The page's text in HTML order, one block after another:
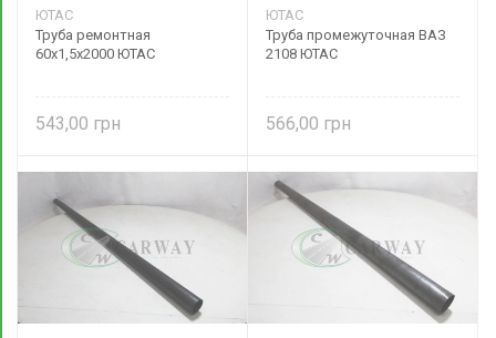
ЮТАС
Труба ремонтная
60х1,5х2000 ЮТАС
543,00
ЮТАС
Труба промежуточная ВАЗ
2108 ЮТАС
566,00